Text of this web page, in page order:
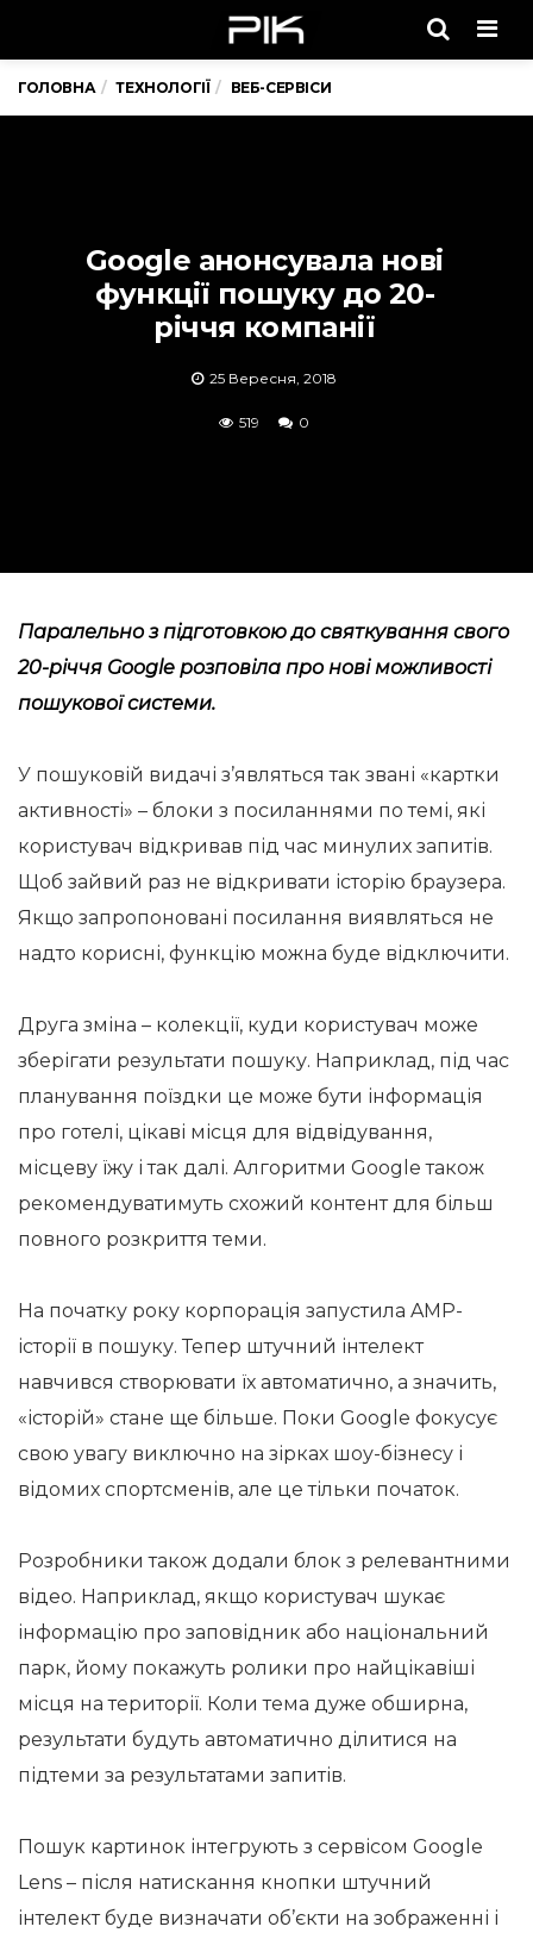
ГОЛОВНА ТЕХНОЛОГІЇ ВЕБ-СЕРВІСИ
Google анонсувала нові
функції пошуку до 20-
річчя компанії
25 Вересня, 2018
519 0
Паралельно з підготовкою до святкування свого
20-річчя Google розповіла про нові можливості
пошукової системи.
У пошуковій видачі з’являться так звані «картки
активності» – блоки з посиланнями по темі, які
користувач відкривав під час минулих запитів.
Щоб зайвий раз не відкривати історію браузера.
Якщо запропоновані посилання виявляться не
надто корисні, функцію можна буде відключити.
Друга зміна – колекції, куди користувач може
зберігати результати пошуку. Наприклад, під час
планування поїздки це може бути інформація
про готелі, цікаві місця для відвідування,
місцеву їжу і так далі. Алгоритми Google також
рекомендуватимуть схожий контент для більш
повного розкриття теми.
На початку року корпорація запустила AMP-
історії в пошуку. Тепер штучний інтелект
навчився створювати їх автоматично, а значить,
«історій» стане ще більше. Поки Google фокусує
свою увагу виключно на зірках шоу-бізнесу і
відомих спортсменів, але це тільки початок.
Розробники також додали блок з релевантними
відео. Наприклад, якщо користувач шукає
інформацію про заповідник або національний
парк, йому покажуть ролики про найцікавіші
місця на території. Коли тема дуже обширна,
результати будуть автоматично ділитися на
підтеми за результатами запитів.
Пошук картинок інтегрують з сервісом Google
Lens – після натискання кнопки штучний
інтелект буде визначати об’єкти на зображенні і